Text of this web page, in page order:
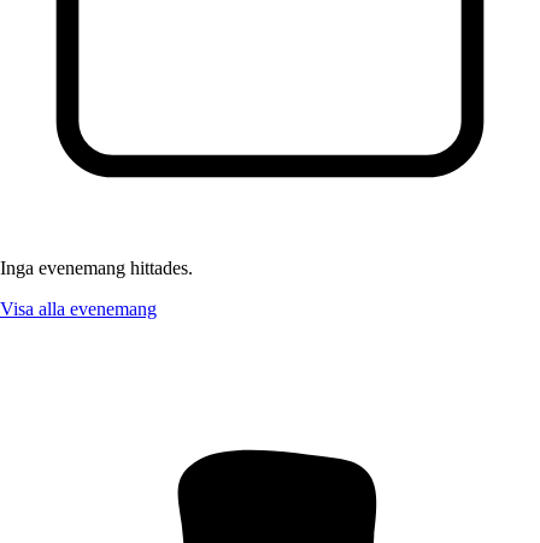
Inga evenemang hittades.
Visa alla evenemang